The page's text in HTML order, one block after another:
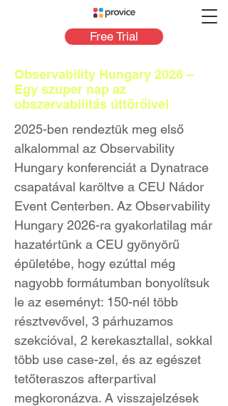
Free Trial
Observability Hungary 2026 –
Egy szuper nap az
obszervabilitás úttörőivel
2025-ben rendeztük meg első
alkalommal az Observability
Hungary konferenciát a Dynatrace
csapatával karöltve a CEU Nádor
Event Centerben. Az Observability
Hungary 2026-ra gyakorlatilag már
hazatértünk a CEU gyönyörű
épületébe, hogy ezúttal még
nagyobb formátumban bonyolítsuk
le az eseményt: 150-nél több
résztvevővel, 3 párhuzamos
szekcióval, 2 kerekasztallal, sokkal
több use case-zel, és az egészet
tetőteraszos afterpartival
megkoronázva. A visszajelzések